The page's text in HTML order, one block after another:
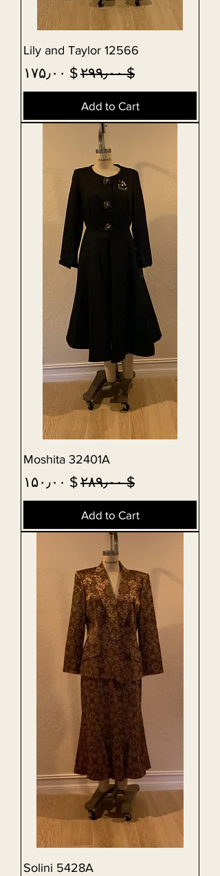
Lily and Taylor 12566
Regular Price
$ ۲۹۹٫۰۰ Sale Price
$ ۱۷۵٫۰۰
Add to Cart
Moshita 32401A
Regular Price
$ ۲۸۹٫۰۰ Sale Price
$ ۱۵۰٫۰۰
Add to Cart
Solini 5428A